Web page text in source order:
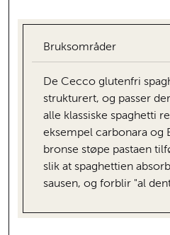
Bruksområder
De Cecco glutenfri
strukturert, og passer
alle klassiske spaghetti
eksempel carbonara og
bronse støpe pastaen
slik at spaghettien
sausen, og forblir "al